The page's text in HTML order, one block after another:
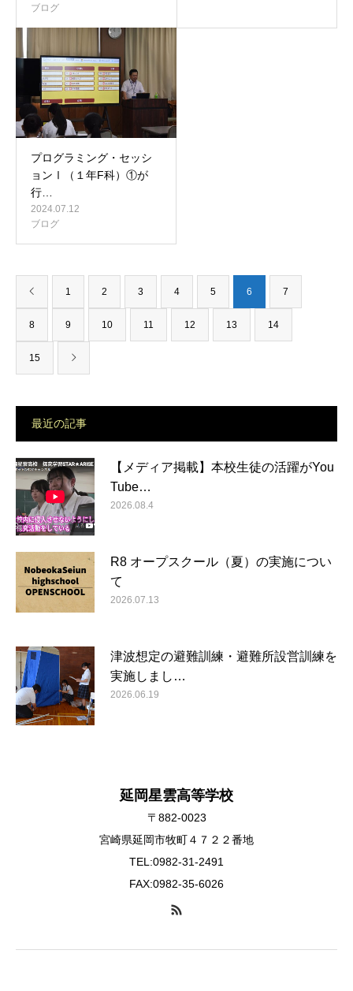
ブログ
プログラミング・セッシ
ョンⅠ（１年F科）①が
行…
2024.07.12
ブログ
1 2 3 4 5 6 7
8 9 10 11 12 13 14
15
最近の記事
【メディア掲載】本校生徒の活躍がYou
Tube…
2026.08.4
R8 オープスクール（夏）の実施につい
て
2026.07.13
津波想定の避難訓練・避難所設営訓練を
実施しまし…
2026.06.19
延岡星雲高等学校
〒882-0023
宮崎県延岡市牧町４７２２番地
TEL:0982-31-2491
FAX:0982-35-6026